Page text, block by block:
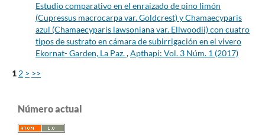
Estudio comparativo en el enraizado de pino limón
(Cupressus macrocarpa var. Goldcrest) y Chamaecyparis
azul (Chamaecyparis lawsoniana var. Ellwoodii) con cuatro
tipos de sustrato en cámara de subirrigación en el vivero
Ekornat- Garden, La Paz.,Apthapi: Vol. 3 Núm. 1 (2017)
1 2 > >>
Número actual